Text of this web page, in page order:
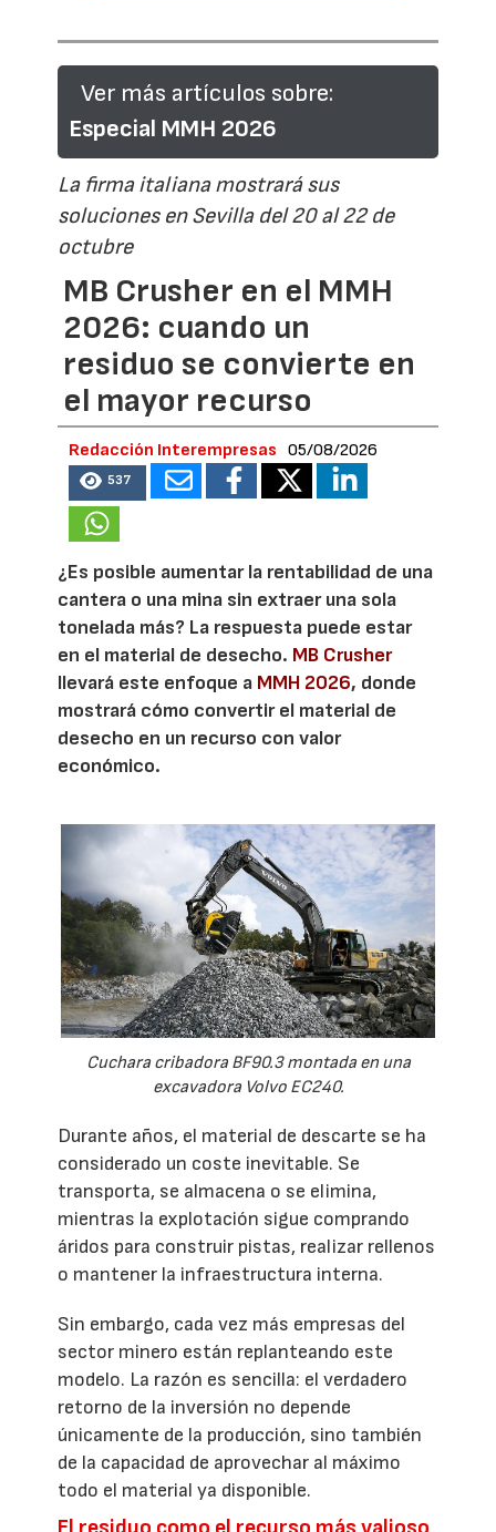
Ver más artículos sobre:
Especial MMH 2026
La firma italiana mostrará sus
soluciones en Sevilla del 20 al 22 de
octubre
MB Crusher en el MMH
2026: cuando un
residuo se convierte en
el mayor recurso
Redacción Interempresas 05/08/2026
537
¿Es posible aumentar la rentabilidad de una
cantera o una mina sin extraer una sola
tonelada más? La respuesta puede estar
en el material de desecho. MB Crusher
llevará este enfoque a MMH 2026, donde
mostrará cómo convertir el material de
desecho en un recurso con valor
económico.
Cuchara cribadora BF90.3 montada en una
excavadora Volvo EC240.
Durante años, el material de descarte se ha
considerado un coste inevitable. Se
transporta, se almacena o se elimina,
mientras la explotación sigue comprando
áridos para construir pistas, realizar rellenos
o mantener la infraestructura interna.
Sin embargo, cada vez más empresas del
sector minero están replanteando este
modelo. La razón es sencilla: el verdadero
retorno de la inversión no depende
únicamente de la producción, sino también
de la capacidad de aprovechar al máximo
todo el material ya disponible.